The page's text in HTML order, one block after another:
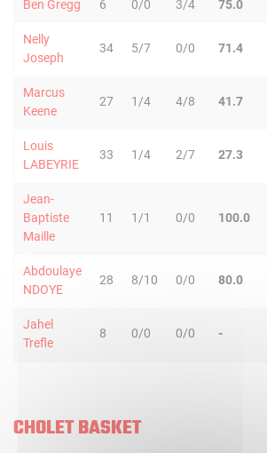
Ben Gregg 6 0/0 3/4 75.0
Nelly
Joseph
34 5/7 0/0 71.4
Marcus
Keene
27 1/4 4/8 41.7
Louis
LABEYRIE
33 1/4 2/7 27.3
Jean-
Baptiste
Maille
11 1/1 0/0 100.0
Abdoulaye
NDOYE
28 8/10 0/0 80.0
Jahel
Trefle
8 0/0 0/0 -
CHOLET BASKET